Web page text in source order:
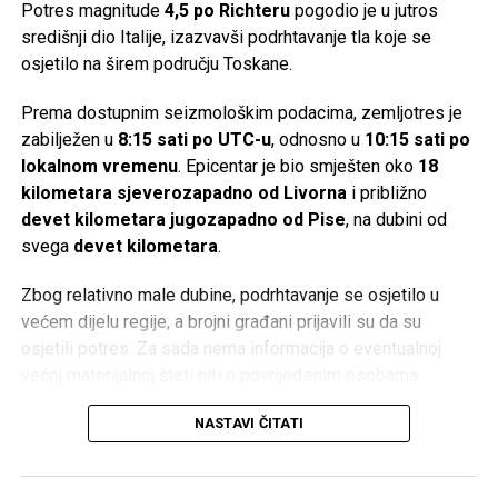
igračku!‘ Nakon pronalaska izgubljene stvari, treba dijete
podsjetiti da mu je Allah, dž.š., pomogao da pronađe
igračku i da se treba zahvaliti. Ovakav pristup u dječijim
pomaže.
Druga mogućnost je da se dijete pred polazak na spavanje
podstakne na učenje Ajetu-l-Kursijje. Ova prilika se
iskoristi da se kod djeteta razvije lijepo mišljenje o
melekima. „Sine, ako ovo proučiš, dragi Allah ti pošalje
naštetiti. Allah će ti poslati čuvara koji je jak i ne da
nikome na tebe.“
pod ruku. Ukoliko sami ne živimo i ne praktikujemo islam,
ukoliko govorimo drugima učite Kur’an, a sami to ne
Potres magnitude 4,5 po Richterupogodio je u jutros
središnji dio Italije, izazvavši podrhtavanje tla koje se
osjetilo na širem području Toskane.
Prema dostupnim seizmološkim podacima, zemljotres je
zabilježen u 8:15 sati po UTC-u, odnosno u 10:15 sati po
lokalnom vremenu. Epicentar je bio smješten oko 18
kilometara sjeverozapadno od Livornai približno
devet kilometara jugozapadno od Pise, na dubini od
svega devet kilometara.
Zbog relativno male dubine, podrhtavanje se osjetilo u
većem dijelu regije, a brojni građani prijavili su da su
osjetili potres. Za sada nema informacija o eventualnoj
Italija se nalazi na jednom od seizmički najaktivnijih
Euroazijske tektonske ploče. Upravo zbog toga ova zemlja
NASTAVI ČITATI